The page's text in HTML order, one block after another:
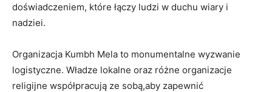
doświadczeniem, które łączy ludzi w duchu wiary i
nadziei.
Organizacja Kumbh Mela to monumentalne wyzwanie
logistyczne. Władze lokalne oraz różne organizacje
religijne współpracują ze sobą,aby zapewnić